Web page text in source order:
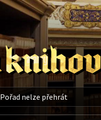
Pořad nelze přehrát